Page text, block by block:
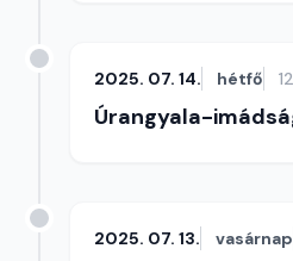
2025. 07. 14. hétfő
Úrangyala-
2025. 07. 13. vasárnap